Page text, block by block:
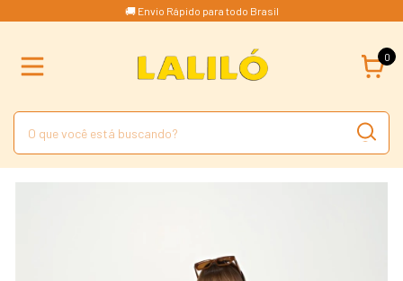
🚚 Envio Rápido para todo Brasil
0